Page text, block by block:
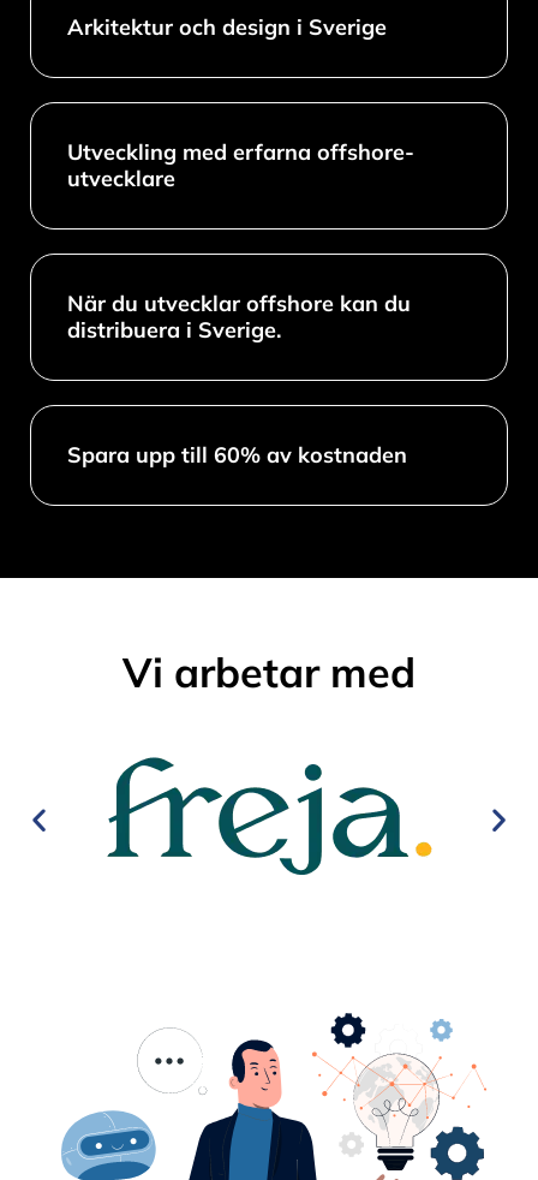
Arkitektur och design i Sverige​
Utveckling med erfarna offshore-
utvecklare
När du utvecklar offshore kan du
distribuera i Sverige.
Spara upp till 60% av kostnaden
Vi arbetar med